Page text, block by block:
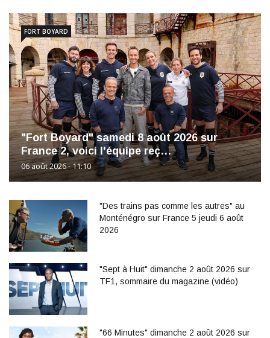
"Fort Boyard" samedi 8 août 2026 sur
France 2, voici l'équipe reç…
06 août 2026 - 11:10
FORT BOYARD
"Des trains pas comme les autres" au
Monténégro sur France 5 jeudi 6 août
2026
"Sept à Huit" dimanche 2 août 2026 sur
TF1, sommaire du magazine (vidéo)
"66 Minutes" dimanche 2 août 2026 sur